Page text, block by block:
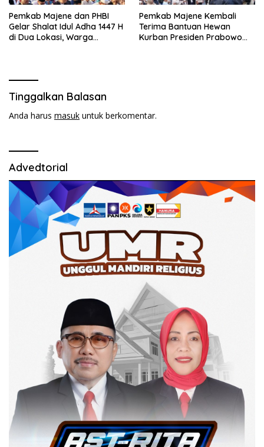
Pemkab Majene dan PHBI
Gelar Shalat Idul Adha 1447 H
di Dua Lokasi, Warga
Pemkab Majene Kembali
Terima Bantuan Hewan
Kurban Presiden Prabowo
Tinggalkan Balasan
Anda harus masuk untuk berkomentar.
Advedtorial